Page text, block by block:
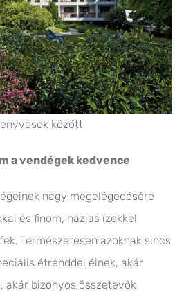
között
a vendégek kedvence
nagy megelégedésére
és finom, házias ízekkel
Természetesen azoknak sincs
étrenddel élnek, akár
akár bizonyos összetevők